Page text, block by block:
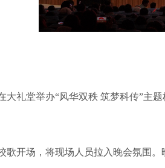
礼堂举办“风华双秩 筑梦科传”主题
开场，将现场人员拉入晚会氛围。